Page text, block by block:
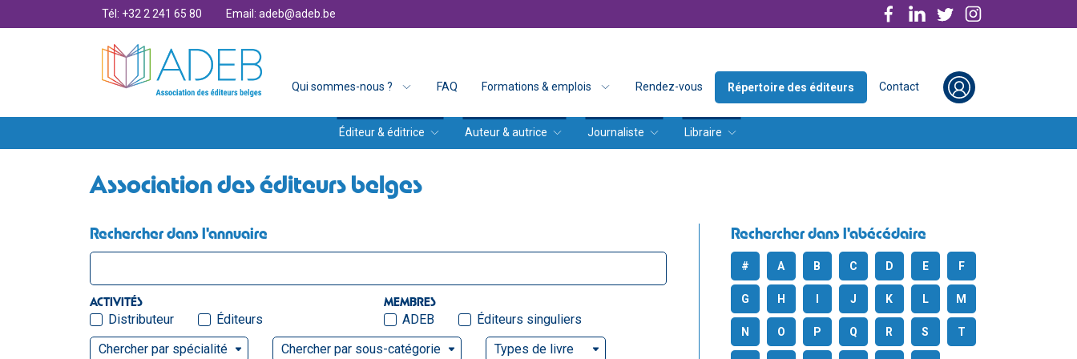
Tél: +32 2 241 65 80 Email: adeb@adeb.be
Qui sommes-nous ? FAQ Formations & emplois Rendez-vous Répertoire des éditeurs Contact
Éditeur & éditrice Auteur & autrice Journaliste Libraire
Association des éditeurs belges
Rechercher dans l'abécédaire
# A B C D E F
G H J K L M
N O P Q R S T
Rechercher dans l'annuaire
ACTIVITÉS
Distributeur Éditeurs
MEMBRES
ADEB
Éditeurs singuliers
Chercher par spécialité
Chercher par sous-catégorie Types de livre